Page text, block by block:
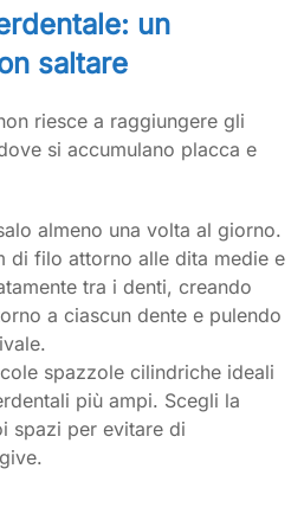
un
saltare
riesce a raggiungere gli
si accumulano placca e
almeno una volta al giorno.
di filo attorno alle dita medie e
tra i denti, creando
a ciascun dente e pulendo
spazzole cilindriche ideali
più ampi. Scegli la
spazi per evitare di